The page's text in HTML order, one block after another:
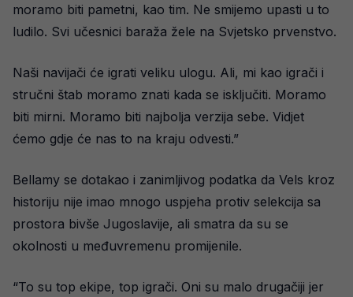
moramo biti pametni, kao tim. Ne smijemo upasti u to
ludilo. Svi učesnici baraža žele na Svjetsko prvenstvo.
Naši navijači će igrati veliku ulogu. Ali, mi kao igrači i
stručni štab moramo znati kada se isključiti. Moramo
biti mirni. Moramo biti najbolja verzija sebe. Vidjet
ćemo gdje će nas to na kraju odvesti.”
Bellamy se dotakao i zanimljivog podatka da Vels kroz
historiju nije imao mnogo uspjeha protiv selekcija sa
prostora bivše Jugoslavije, ali smatra da su se
okolnosti u međuvremenu promijenile.
“To su top ekipe, top igrači. Oni su malo drugačiji jer